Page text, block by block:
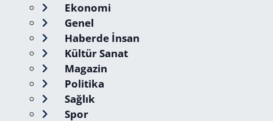
Ekonomi
Genel
Haberde İnsan
Kültür Sanat
Magazin
Politika
Sağlık
Spor